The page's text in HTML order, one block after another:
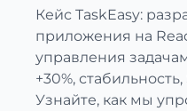
Кейс TaskEasy:
приложения на
управления
+30%,
Узнайте, как мы